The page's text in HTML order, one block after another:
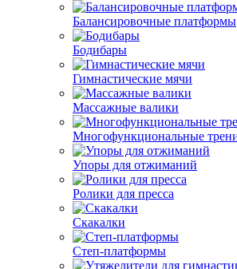
Балансировочные платформы
Бодибары
Гимнастические мячи
Массажные валики
Многофункциональные
Упоры для отжиманий
Ролики для пресса
Скакалки
Степ-платформы